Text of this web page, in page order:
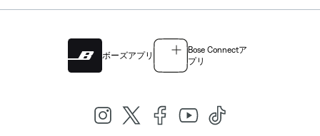
ボーズアプリ
Bose Connectア
プリ